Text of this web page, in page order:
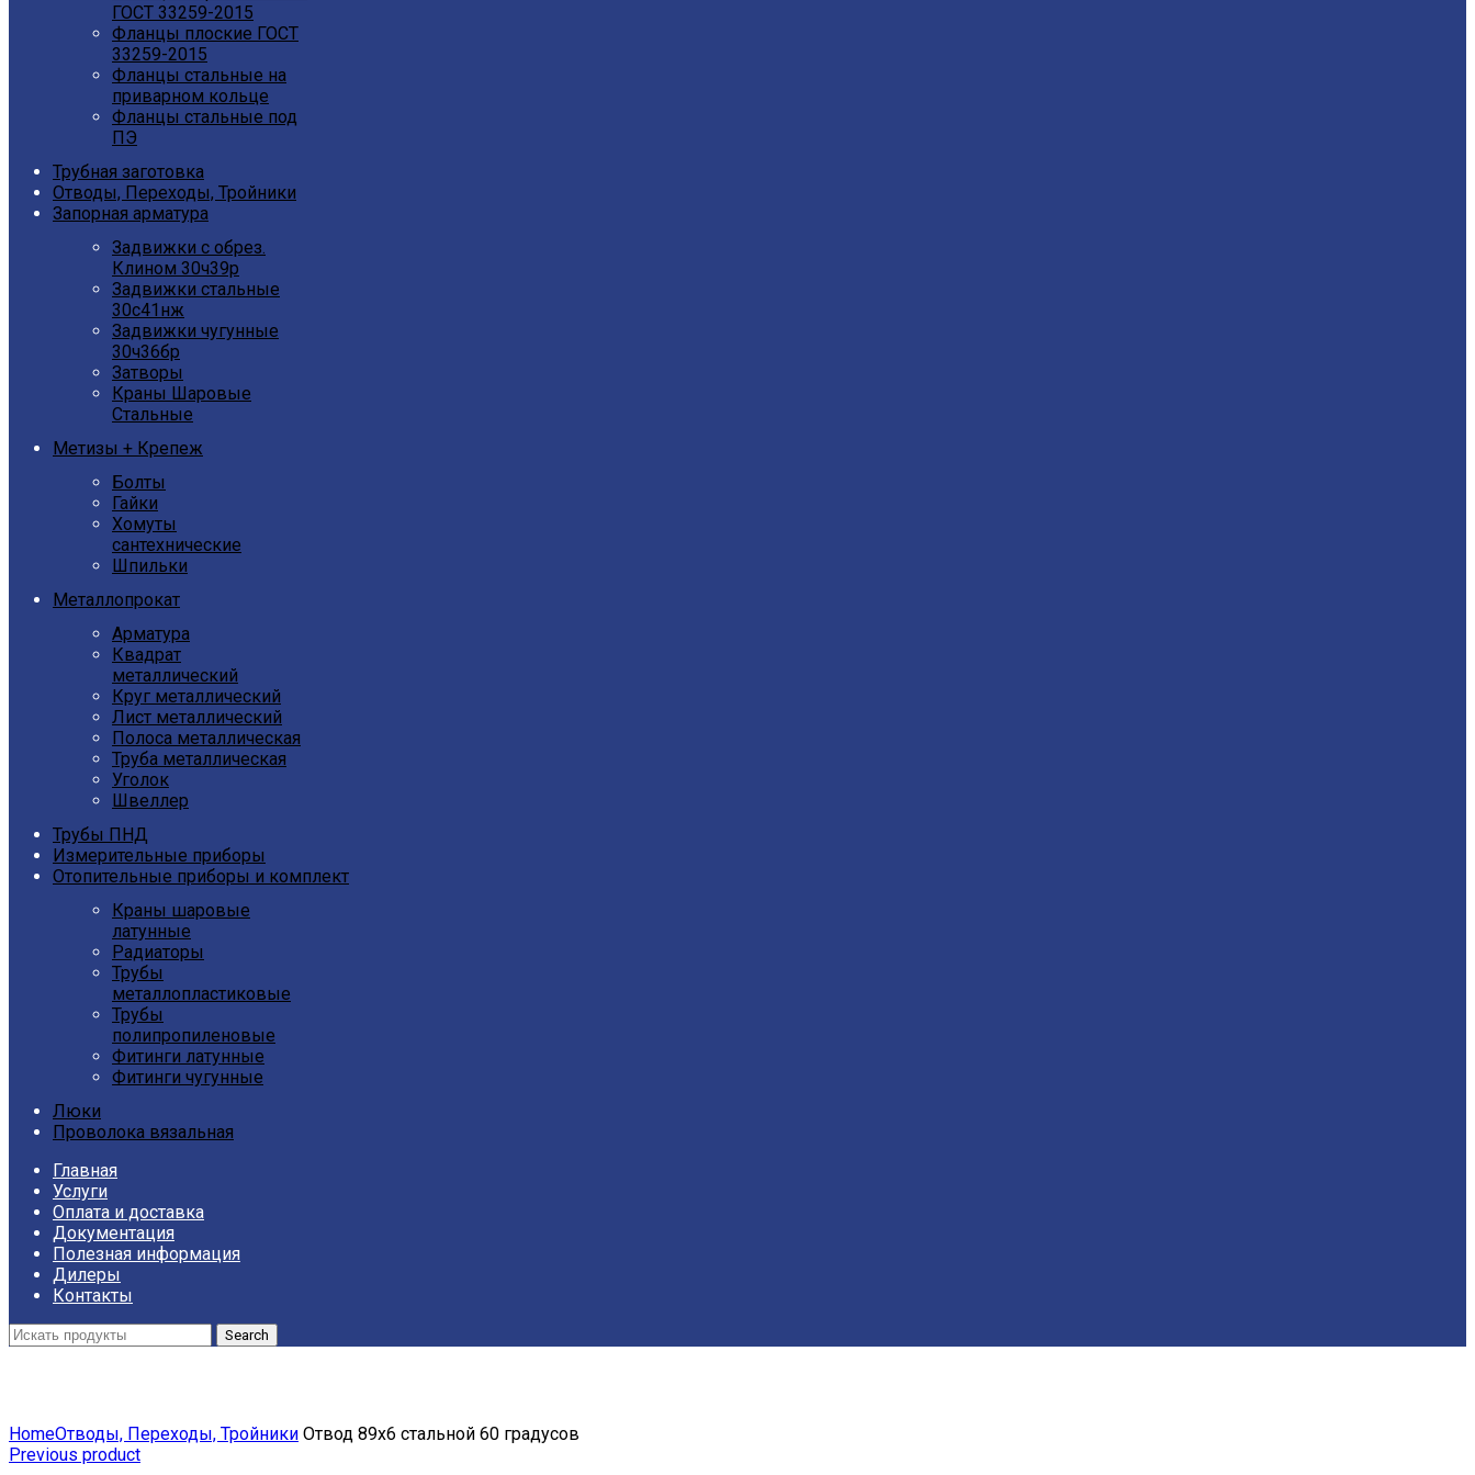
ГОСТ 33259-2015
Фланцы плоские ГОСТ
33259-2015
Фланцы стальные на
приварном кольце
Фланцы стальные под
ПЭ
Трубная заготовка
Отводы, Переходы, Тройники
Запорная арматура
Задвижки с обрез.
Клином 30ч39р
Задвижки стальные
30с41нж
Задвижки чугунные
30ч36бр
Затворы
Краны Шаровые
Стальные
Метизы + Крепеж
Болты
Гайки
Хомуты
сантехнические
Шпильки
Металлопрокат
Арматура
Квадрат
металлический
Круг металлический
Лист металлический
Полоса металлическая
Труба металлическая
Уголок
Швеллер
Трубы ПНД
Измерительные приборы
Отопительные приборы и комплект
Краны шаровые
латунные
Радиаторы
Трубы
металлопластиковые
Трубы
полипропиленовые
Фитинги латунные
Фитинги чугунные
Люки
Проволока вязальная
Главная
Услуги
Оплата и доставка
Документация
Полезная информация
Дилеры
Контакты
Search
HomeОтводы, Переходы, Тройники Отвод 89х6 стальной 60 градусов
Previous product